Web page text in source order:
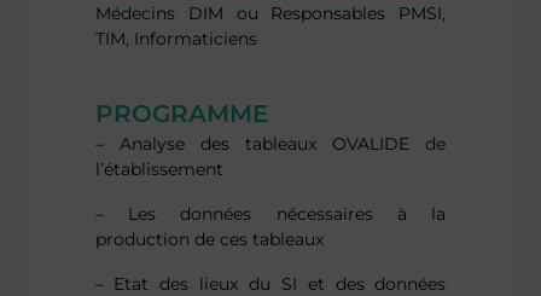
Médecins DIM ou Responsables PMSI,
TIM, Informaticiens
PROGRAMME
– Analyse des tableaux OVALIDE de
l’établissement
– Les données nécessaires à la
production de ces tableaux
– Etat des lieux du SI et des données